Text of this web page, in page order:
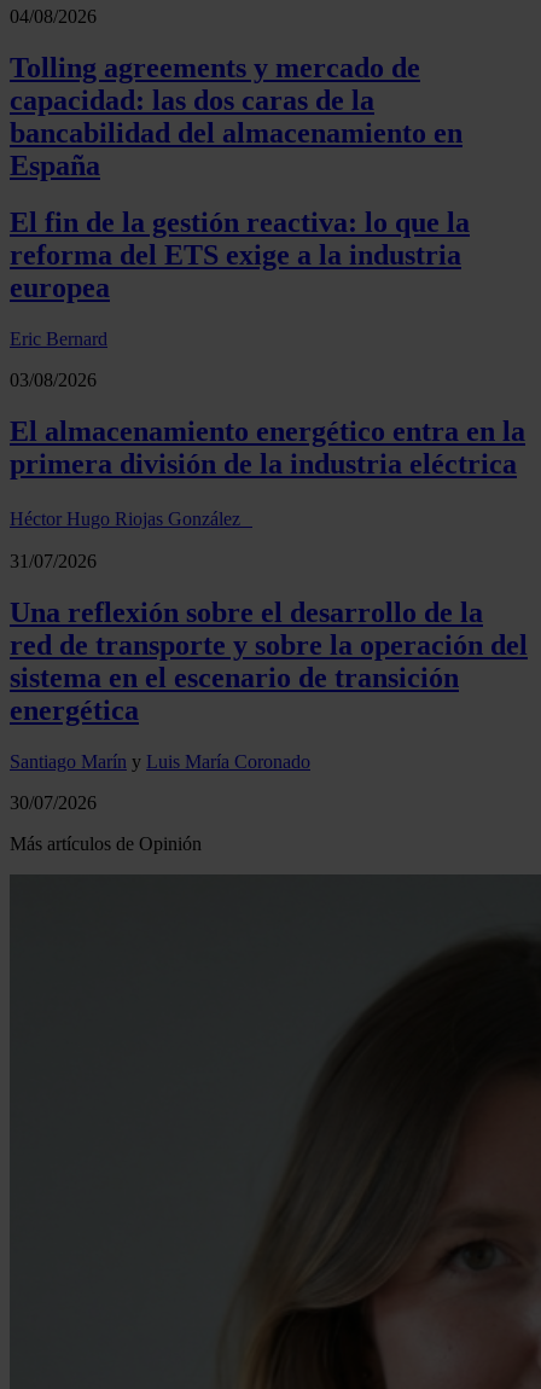
04/08/2026
Tolling agreements y mercado de
capacidad: las dos caras de la
bancabilidad del almacenamiento en
España
El fin de la gestión reactiva: lo que la
reforma del ETS exige a la industria
europea
Eric Bernard
03/08/2026
El almacenamiento energético entra en la
primera división de la industria eléctrica
Héctor Hugo Riojas González
31/07/2026
Una reflexión sobre el desarrollo de la
red de transporte y sobre la operación del
sistema en el escenario de transición
energética
Santiago Marín y Luis María Coronado
30/07/2026
Más artículos de Opinión